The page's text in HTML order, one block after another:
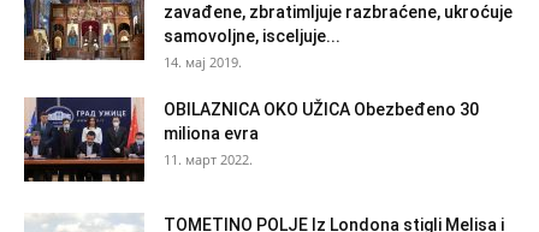
zavađene, zbratimljuje razbraćene, ukroćuje
samovoljne, isceljuje...
14. мај 2019.
OBILAZNICA OKO UŽICA Obezbeđeno 30
miliona evra
11. март 2022.
TOMETINO POLJE Iz Londona stigli Melisa i